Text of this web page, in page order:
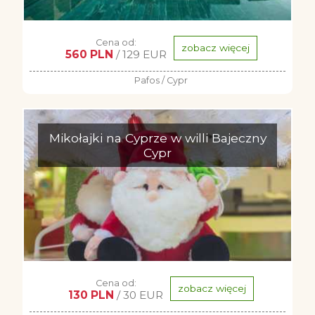
Cena od:
560 PLN / 129 EUR zobacz więcej
Pafos / Cypr
Mikołajki na Cyprze w willi Bajeczny
Cypr
Cena od:
130 PLN / 30 EUR zobacz więcej